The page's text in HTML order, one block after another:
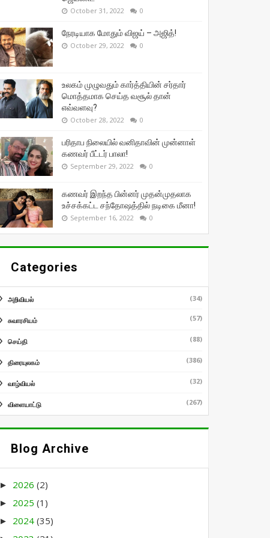
October 31, 2022 0
நேரடியாக மோதும் விஜய் – அஜித்!
October 29, 2022 0
உலகம் முழுவதும் கார்த்தியின் சர்தார்
மொத்தமாக செய்த வசூல் தான்
எவ்வளவு?
October 28, 2022 0
பரிதாப நிலையில் வனிதாவின் முன்னாள்
கணவர் பீட்டர் பாலா!
September 29, 2022 0
கணவர் இறந்த பின்னர் முதன்முதலாக
உச்சக்கட்ட சந்தோஷத்தில் நடிகை மீனா!
September 16, 2022 0
Categories
அறிவியல் (34)
சுவாரசியம் (57)
செய்தி (88)
திரையுலகம் (386)
வாழ்வியல் (32)
விளையாட்டு (267)
Blog Archive
► 2026(2)
► 2025(1)
► 2024(35)